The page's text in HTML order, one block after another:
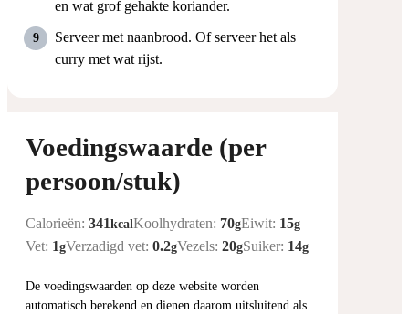
en wat grof gehakte koriander.
Serveer met naanbrood. Of serveer het als
curry met wat rijst.
Voedingswaarde (per
persoon/stuk)
Calorieën: 341kcal Koolhydraten: 70gEiwit: 15g
Vet: 1gVerzadigd vet: 0.2gVezels: 20gSuiker: 14g
De voedingswaarden op deze website worden
automatisch berekend en dienen daarom uitsluitend als